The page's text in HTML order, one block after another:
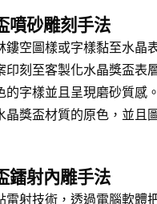
噴砂雕刻手法
鏤空圖樣或字樣黏至水晶
印刻至客製化水晶獎盃表
的字樣並且呈現磨砂質感
晶獎盃材質的原色，並且
鐳射內雕手法
雷射技術，透過電腦軟體